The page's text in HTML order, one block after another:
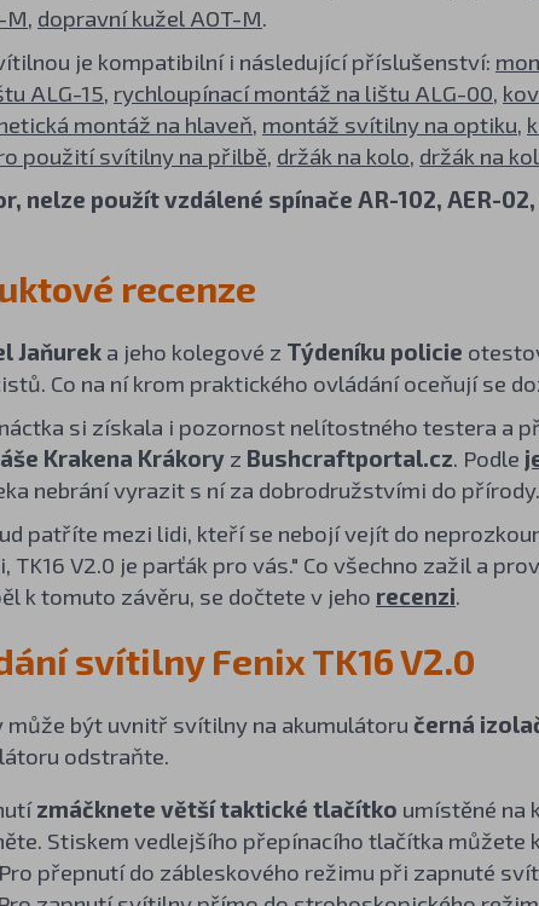
M, dopravní kužel AOT-M.
je kompatibilní i následující příslušenství:
ALG-15, rychloupínací montáž na lištu ALG-00,
montáž na hlaveň, montáž svítilny na optiku,
použití svítilny na přilbě, držák na kolo, držák na
nelze použít vzdálené spínače AR-102, AER-
recenze
Jaňureka jeho kolegové z Týdeníku policie
Co na ní krom praktického ovládání oceňují se
si získala i pozornost nelítostného testera a
Krakena Krákoryz Bushcraftportal.cz. Podle
nebrání vyrazit s ní za dobrodružstvími do přírody.
patříte mezi lidi, kteří se nebojí vejít do
TK16 V2.0 je parťák pro vás." Co všechno zažil a
k tomuto závěru, se dočtete v jeho recenzi.
svítilny Fenix TK16 V2.0
může být uvnitř svítilny na akumulátoru černá
odstraňte.
zmáčknete větší taktické tlačítko umístěné na
Stiskem vedlejšího přepínacího tlačítka
přepnutí do zábleskového režimu při zapnuté